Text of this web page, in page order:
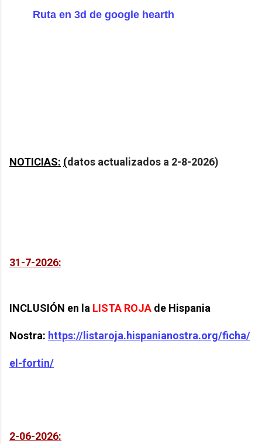
Ruta en 3d de google hearth
NOTICIAS: (datos actualizados a 2-8-2026)
31-7-2026:
INCLUSIÓN en la LISTA ROJA de Hispania
Nostra: https://listaroja.hispanianostra.org/ficha/
el-fortin/
2-06-2026: